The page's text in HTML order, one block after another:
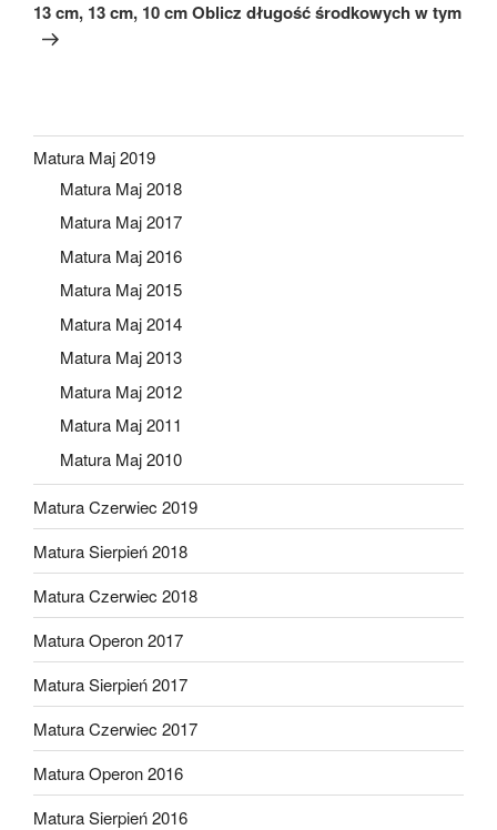
13 cm, 13 cm, 10 cm Oblicz długość środkowych w tym
Matura Maj 2019
Matura Maj 2018
Matura Maj 2017
Matura Maj 2016
Matura Maj 2015
Matura Maj 2014
Matura Maj 2013
Matura Maj 2012
Matura Maj 2011
Matura Maj 2010
Matura Czerwiec 2019
Matura Sierpień 2018
Matura Czerwiec 2018
Matura Operon 2017
Matura Sierpień 2017
Matura Czerwiec 2017
Matura Operon 2016
Matura Sierpień 2016